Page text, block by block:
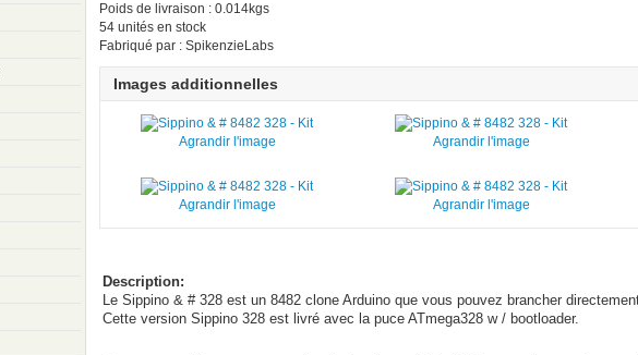
Poids de livraison : 0.014kgs
54 unités en stock
Fabriqué par : SpikenzieLabs
Images additionnelles
Agrandir l'image Agrandir l'image
Agrandir l'image Agrandir l'image
Description:
Le Sippino & # 328 est un 8482 clone Arduino que vous pouvez brancher
Cette version Sippino 328 est livré avec la puce ATmega328 w / bootloader.